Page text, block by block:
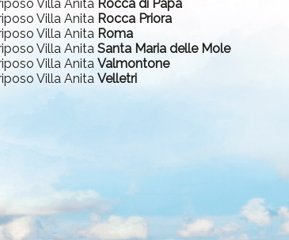
Villa Anita Rocca di Papa
Villa Anita Rocca Priora
Villa Anita Roma
Villa AnitaSanta Maria delle Mole
Villa AnitaValmontone
Villa AnitaVelletri